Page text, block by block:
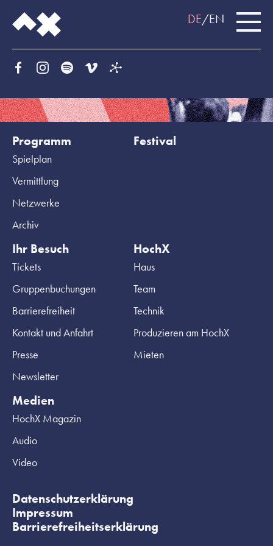
DE EN
Programm
Spielplan
Vermittlung
Netzwerke
Archiv
Festival
Ihr Besuch
Tickets
Gruppenbuchungen
Barrierefreiheit
Kontakt und Anfahrt
Presse
Newsletter
HochX
Haus
Team
Technik
Produzieren am HochX
Mieten
Medien
HochX Magazin
Audio
Video
Datenschutzerklärung
Impressum
Barrierefreiheitserklärung